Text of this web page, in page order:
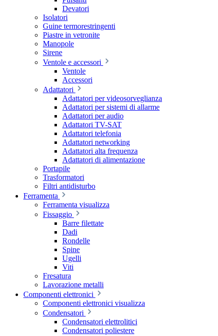
Devatori
Isolatori
Guine termorestringenti
Piastre in vetronite
Manopole
Sirene
Ventole e accessori
Ventole
Accessori
Adattatori
Adattatori per videosorveglianza
Adattatori per sistemi di allarme
Adattatori per audio
Adattatori TV-SAT
Adattatori telefonia
Adattatori networking
Adattatori alta frequenza
Adattatori di alimentazione
Portapile
Trasformatori
Filtri antidisturbo
Ferramenta
Ferramenta visualizza
Fissaggio
Barre filettate
Dadi
Rondelle
Spine
Ugelli
Viti
Fresatura
Lavorazione metalli
Componenti elettronici
Componenti elettronici visualizza
Condensatori
Condensatori elettrolitici
Condensatori poliestere